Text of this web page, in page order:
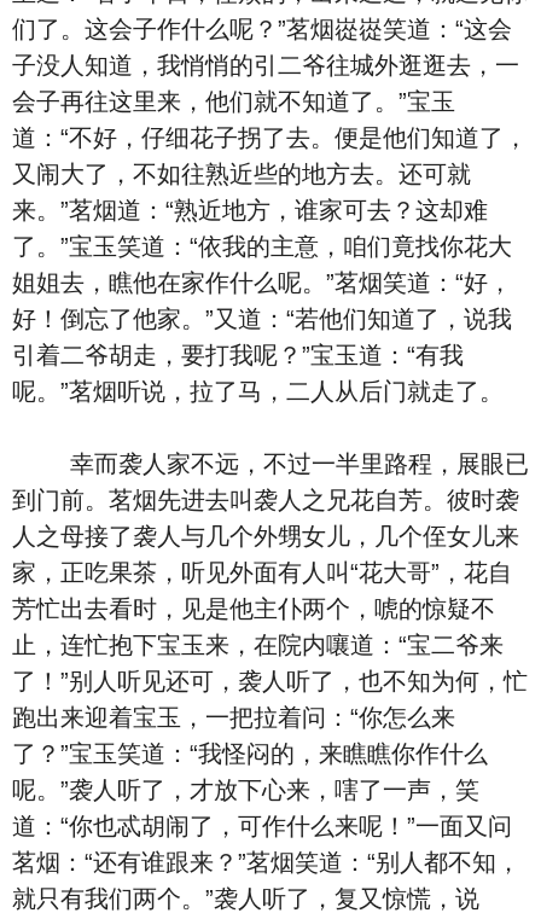
们了。这会子作什么呢？”茗烟嵸嵸笑道：“这会
子没人知道，我悄悄的引二爷往城外逛逛去，一
会子再往这里来，他们就不知道了。”宝玉
道：“不好，仔细花子拐了去。便是他们知道了，
又闹大了，不如往熟近些的地方去。还可就
来。”茗烟道：“熟近地方，谁家可去？这却难
了。”宝玉笑道：“依我的主意，咱们竟找你花大
姐姐去，瞧他在家作什么呢。”茗烟笑道：“好，
好！倒忘了他家。”又道：“若他们知道了，说我
引着二爷胡走，要打我呢？”宝玉道：“有我
呢。”茗烟听说，拉了马，二人从后门就走了。
幸而袭人家不远，不过一半里路程，展眼已
到门前。茗烟先进去叫袭人之兄花自芳。彼时袭
人之母接了袭人与几个外甥女儿，几个侄女儿来
家，正吃果茶，听见外面有人叫“花大哥”，花自
芳忙出去看时，见是他主仆两个，唬的惊疑不
止，连忙抱下宝玉来，在院内嚷道：“宝二爷来
了！”别人听见还可，袭人听了，也不知为何，忙
跑出来迎着宝玉，一把拉着问：“你怎么来
了？”宝玉笑道：“我怪闷的，来瞧瞧你作什么
呢。”袭人听了，才放下心来，嗐了一声，笑
道：“你也忒胡闹了，可作什么来呢！”一面又问
茗烟：“还有谁跟来？”茗烟笑道：“别人都不知，
就只有我们两个。”袭人听了，复又惊慌，说